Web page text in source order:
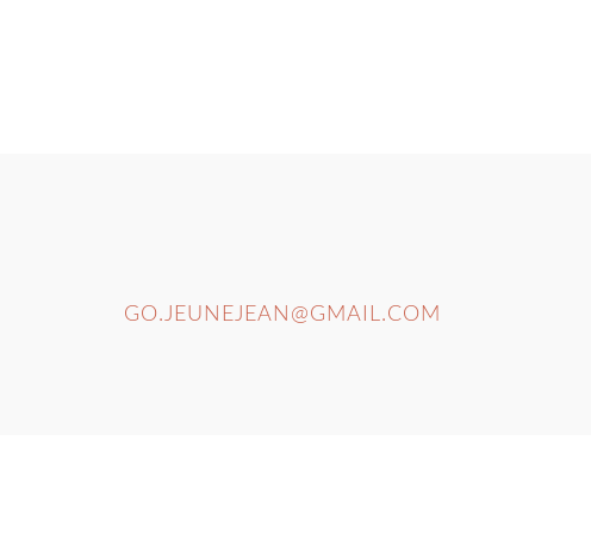
GO.JEUNEJEAN@GMAIL.COM